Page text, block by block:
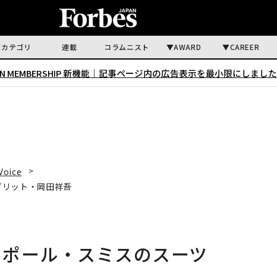
カテゴリ 連載 コラムニスト AWARD CAREER
MEMBERSHIP 新機能｜ 記事ページ内の広告表示を最小限にしました
リット・岡田祥吾
ール・スミスのスーツ